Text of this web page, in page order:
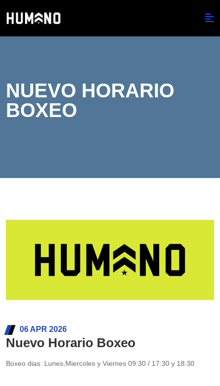
NUEVO HORARIO
BOXEO
06 APR 2026
Nuevo Horario Boxeo
Boxeo dias: Lunes,Miercoles y Viernes 09:30 / 17:30 y 18:30